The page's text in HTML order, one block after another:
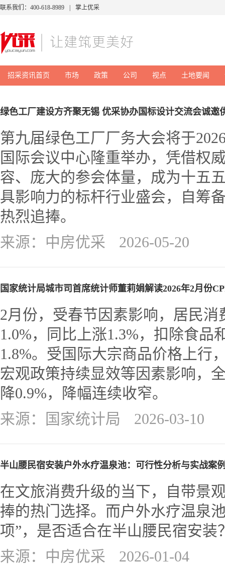
联系我们：400-618-8989 掌上优采
招采资讯首页 市场 政策 公司 视点 土地要闻
绿色工厂建设方齐聚无锡 优采协办国标设计交流会诚邀
第九届绿色工厂厂务大会将于
国际会议中心隆重举办，凭借权
容、庞大的参会体量，成为十五
具影响力的标杆行业盛会，自筹
热烈追捧。
来源：中房优采
2026-05-20
国家统计局城市司首席统计师董莉娟解读2026年2月份
2月份，受春节因素影响，居民
1.0%，同比上涨1.3%，扣除食品
1.8%。受国际大宗商品价格上行
宏观政策持续显效等因素影响，
降0.9%，降幅连续收窄。
来源：国家统计局
2026-03-10
半山腰民宿安装户外水疗温泉池：可行性分析与实战案
在文旅消费升级的当下，自带景
捧的热门选择。而户外水疗温泉
项”，是否适合在半山腰民宿安装
来源：中房优采
2026-01-04